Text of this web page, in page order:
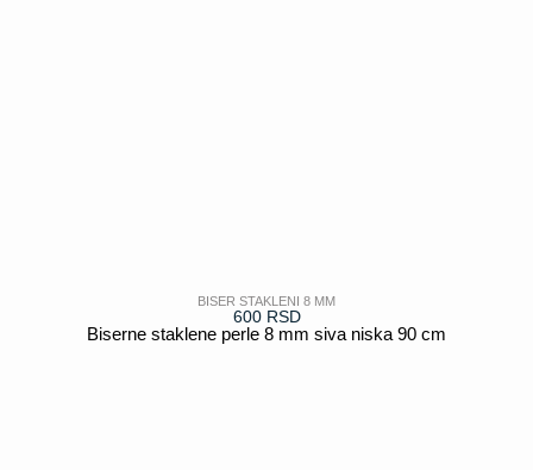
BISER STAKLENI 8 MM
600 RSD
Biserne staklene perle 8 mm siva niska 90 cm